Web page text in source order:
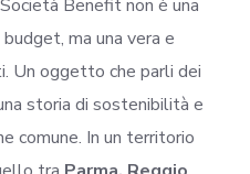
Benefit non è una
ma una vera e
Un oggetto che parli dei
storia di sostenibilità e
comune. In un territorio